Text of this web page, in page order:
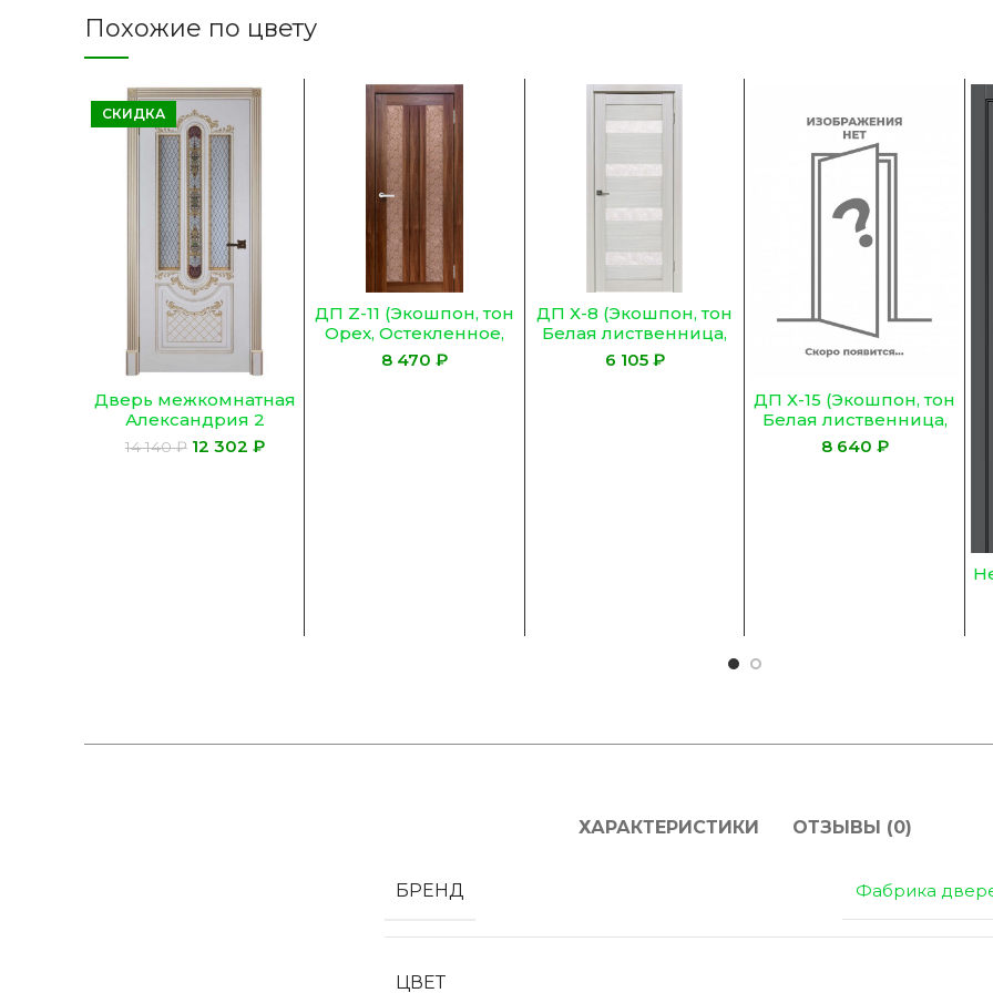
Похожие по цвету
СКИДКА
Дверь межкомнатная
Александрия 2
Патина золото цвет
Эмаль слоновая кость
14 140₽ 12 302 ₽
ДП Z-11 (Экошпон, тон
Орех, Остекленное,
Сатинат ГРАНИТ
Бронза)
₽
ДП Х-8 (Экошпон, тон
Белая лиственница,
Остекленное, Сатинат
Гранит)
₽
ДП Х-15 (Экошпон, тон
Белая лиственница,
Остекленное, Сатинат
Гранит)
₽
ХАРАКТЕРИСТИКИ ОТЗЫВЫ (0)
БРЕНД Фабрика
ЦВЕТ